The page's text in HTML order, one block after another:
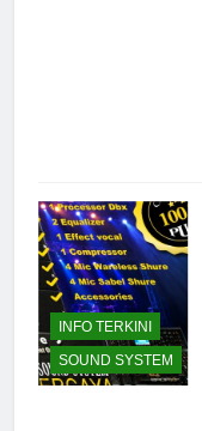
INFO TERKINI
SOUND SYSTEM